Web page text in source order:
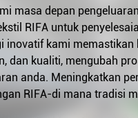
masa depan
RIFA untuk
inovatif kami memastikan
dan kualiti, mengubah
anda. Meningkatkan
RIFA-di mana tradisi